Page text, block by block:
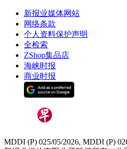
新报业媒体网站
网络条款
个人资料保护声明
全检索
ZShop集品店
海峡时报
商业时报
MDDI (P) 025/05/2026, MDDI (P)